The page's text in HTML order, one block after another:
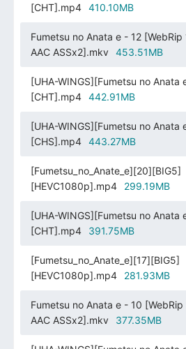
[CHT].mp4
410.10MB
Fumetsu no Anata e - 12
AAC ASSx2].mkv
453.51MB
[UHA-WINGS][Fumetsu no
[CHT].mp4
442.91MB
[UHA-WINGS][Fumetsu no
[CHS].mp4
443.27MB
[Fumetsu_no_Anate_e][20][BIG5]
[HEVC1080p].mp4
299.19MB
[UHA-WINGS][Fumetsu no
[CHT].mp4
391.75MB
[Fumetsu_no_Anate_e][17][BIG5]
[HEVC1080p].mp4
281.93MB
Fumetsu no Anata e - 10
AAC ASSx2].mkv
377.35MB